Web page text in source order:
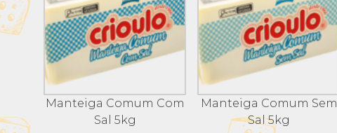
Manteiga Comum Com
Sal 5kg
Manteiga Comum Sem
Sal 5kg